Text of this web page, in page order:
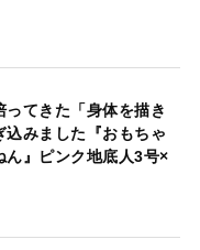
ってきた「身体を描き
込みました『おもちゃ
ん』ピンク地底人3号×